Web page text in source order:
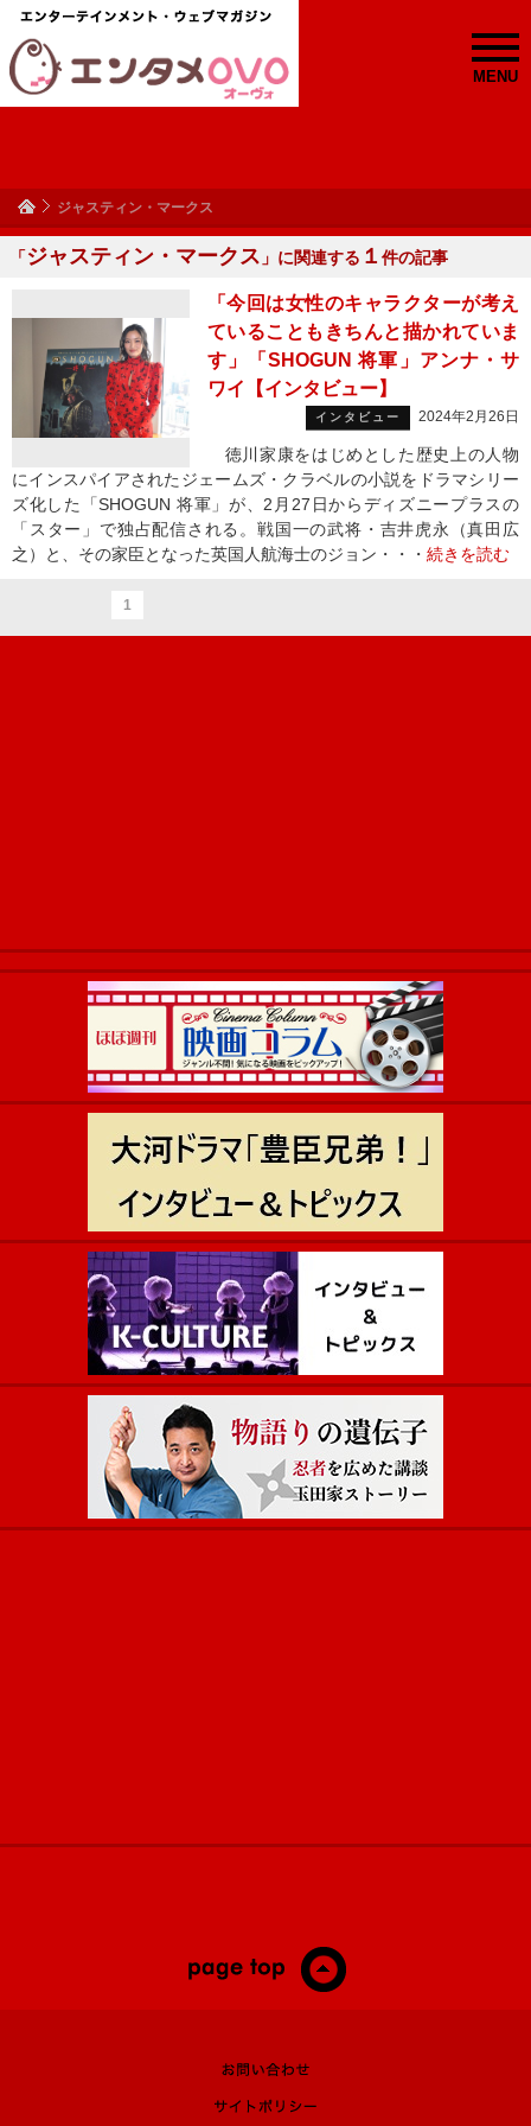
MENU
ジャスティン・マークス
「ジャスティン・マークス 」に関連する １ 件の記事
「今回は女性のキャラクターが考え
ていることもきちんと描かれていま
す」「SHOGUN 将軍」アンナ・サ
ワイ【インタビュー】
インタビュー 2024年2月26日
徳川家康をはじめとした歴史上の人物
にインスパイアされたジェームズ・クラベルの小説をドラマシリー
ズ化した「SHOGUN 将軍」が、2月27日からディズニープラスの
「スター」で独占配信される。戦国一の武将・吉井虎永（真田広
之）と、その家臣となった英国人航海士のジョン・・・ 続きを読む
1